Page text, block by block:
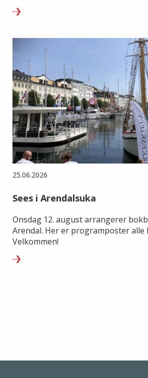
25.06.2026
Sees i Arendalsuka
Onsdag 12. august arrangerer
Arendal. Her er programposter alle
Velkommen!